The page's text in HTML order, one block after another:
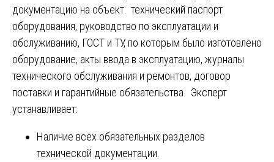
документацию на объект: технический паспорт
оборудования, руководство по эксплуатации и
обслуживанию, ГОСТ и ТУ, по которым было изготовлено
оборудование, акты ввода в эксплуатацию, журналы
технического обслуживания и ремонтов, договор
поставки и гарантийные обязательства. Эксперт
устанавливает:
Наличие всех обязательных разделов
технической документации.